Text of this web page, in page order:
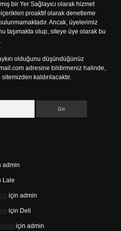
bir Yer Sağlayıcı olarak hizmet
proaktif olarak denetleme
Ancak, üyelerimiz
taşımakta olup, siteye üye olarak bu
olduğunu düşündüğünüz
adresine bildirmeniz halinde,
kaldırılacaktır.
admin
Lale
için admin
için Deli
için admin